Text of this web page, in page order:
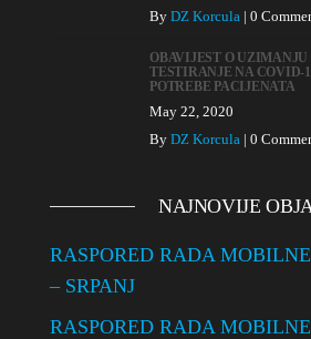
By DZ Korcula | 0
OBAVIJEST O UZIMANJU
TESTIRANJE NA COVID-
POTREBE PACIJENATA
May 22, 2020
By DZ Korcula | 0
NAJNOVIJE
RASPORED RADA
– SRPANJ
RASPORED RADA